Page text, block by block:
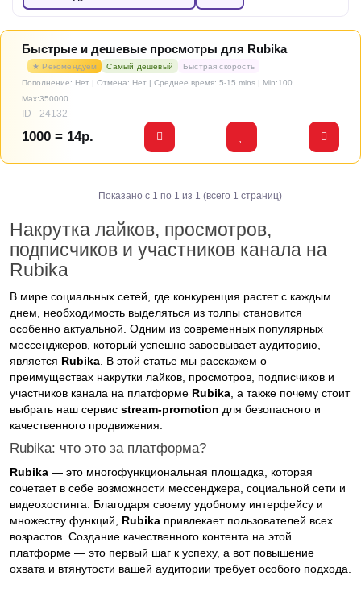
Быстрые и дешевые просмотры для Rubika
★ Рекомендуем Самый дешёвый
Быстрая скорость
Пополнение: Нет | Отмена: Нет | Среднее время: 5-15 mins | Min:100
Max:350000
ID - 24132
1000 = 14р.
Показано с 1 по 1 из 1 (всего 1 страниц)
Накрутка лайков, просмотров,
подписчиков и участников канала на
Rubika
В мире социальных сетей, где конкуренция растет с каждым
днем, необходимость выделяться из толпы становится
особенно актуальной. Одним из современных популярных
мессенджеров, который успешно завоевывает аудиторию,
является Rubika . В этой статье мы расскажем о
преимуществах накрутки лайков, просмотров, подписчиков и
участников канала на платформе Rubika , а также почему стоит
выбрать наш сервис stream-promotion для безопасного и
качественного продвижения.
Rubika: что это за платформа?
Rubika — это многофункциональная площадка, которая
сочетает в себе возможности мессенджера, социальной сети и
видеохостинга. Благодаря своему удобному интерфейсу и
множеству функций, Rubika привлекает пользователей всех
возрастов. Создание качественного контента на этой
платформе — это первый шаг к успеху, а вот повышение
охвата и втянутости вашей аудитории требует особого подхода.